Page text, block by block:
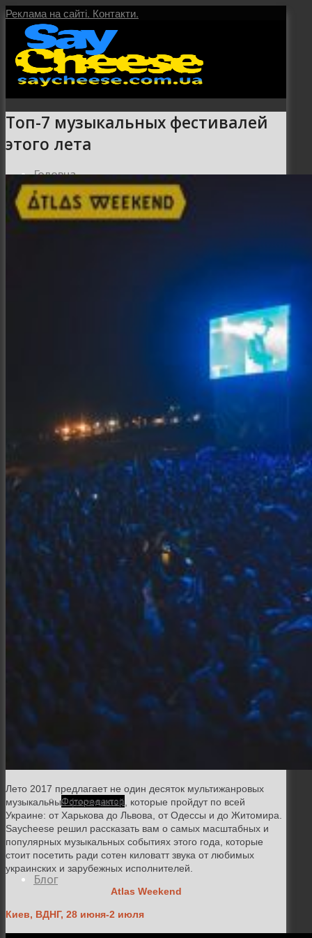
Реклама на сайті. Контакти.
Головна
Фотосессии и каталоги
Репортажи и корпоративы
Семейная и детская фотосъемка
Свадебная фотосъёмка
Фоторедактор
Блог
Топ-7 музыкальных фестивалей
этого лета
Лето 2017 предлагает не один десяток мультижанровых
музыкальных фестивалей, которые пройдут по всей
Украине: от Харькова до Львова, от Одессы и до Житомира.
Saycheese решил рассказать вам о самых масштабных и
популярных музыкальных событиях этого года, которые
стоит посетить ради сотен киловатт звука от любимых
украинских и зарубежных исполнителей.
Atlas Weekend
Киев, ВДНГ, 28 июня-2 июля